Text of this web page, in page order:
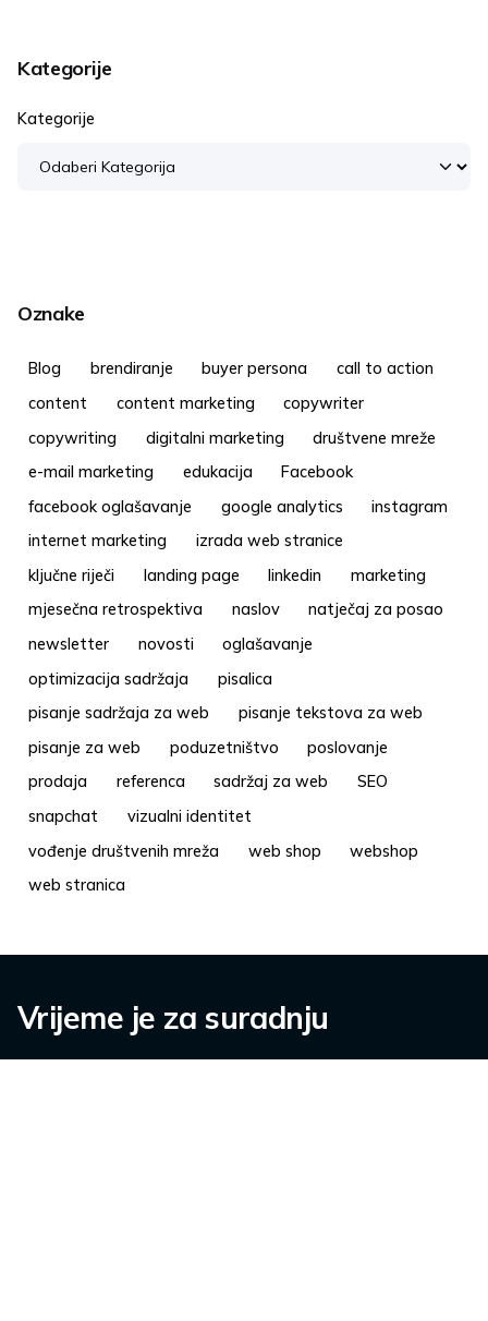
Kategorije
Kategorije
Oznake
Blog brendiranje buyer persona
call to action
content
content marketing
copywriter
copywriting
digitalni marketing
društvene mreže
e-mail marketing
edukacija
Facebook
facebook oglašavanje
google analytics
instagram
internet marketing
izrada web stranice
ključne riječi
landing page linkedin
marketing
mjesečna retrospektiva
naslov
natječaj za posao
newsletter
novosti
oglašavanje
optimizacija sadržaja
pisalica
pisanje sadržaja za web
pisanje tekstova za web
pisanje za web
poduzetništvo
poslovanje
prodaja
referenca sadržaj za web
SEO
snapchat
vizualni identitet
vođenje društvenih mreža
web shop
webshop
web stranica
Vrijeme je za suradnju